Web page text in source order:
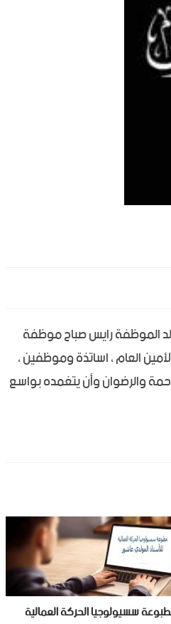
الموظفة رايس صباح موظفة
العام ، اساتذة وموظفين ،
والرضوان وأن يتغمده بواسع
سسيولوجيا الحركة العمالية